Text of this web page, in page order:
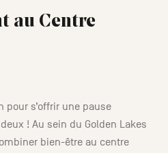
au Centre
pour s’offrir une pause
! Au sein du Golden Lakes
bien-être au centre